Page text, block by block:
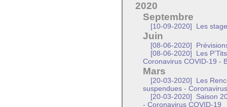
2020
Septembre
[10-09-2020] Les
Juin
[08-06-2020]
[08-06-2020]
Les
Coronavirus COVID-19 -
Mars
[20-03-2020]
Les
suspendues -
[20-03-2020]
Saison
- Coronavirus COVID-19